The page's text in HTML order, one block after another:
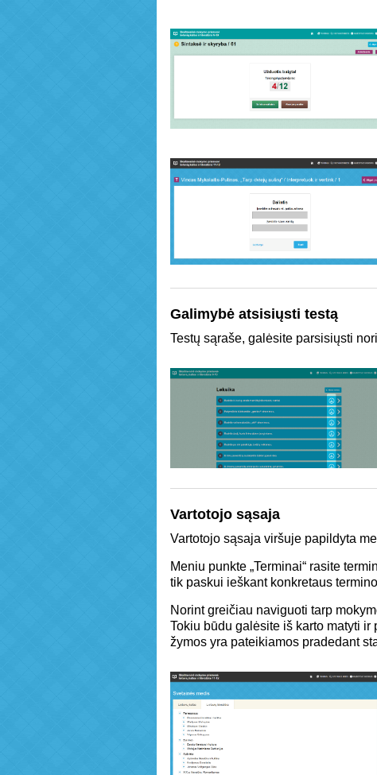
Galimybė atsisiųsti testą
Testų sąraše, galėsite parsisiųsti
Vartotojo sąsaja
Vartotojo sąsaja viršuje papildyta
Meniu punkte „Terminai“ rasite
tik paskui ieškant konkretaus
Norint greičiau naviguoti tarp
Tokiu būdu galėsite iš karto matyti
žymos yra pateikiamos pradedant